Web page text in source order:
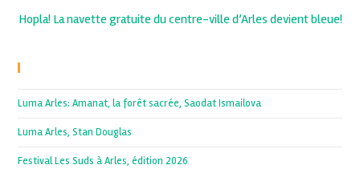
Hopla! La navette gratuite du centre-ville d’Arles devient bleue!
Luma Arles: Amanat, la forêt sacrée, Saodat Ismailova
Luma Arles, Stan Douglas
Festival Les Suds à Arles, édition 2026